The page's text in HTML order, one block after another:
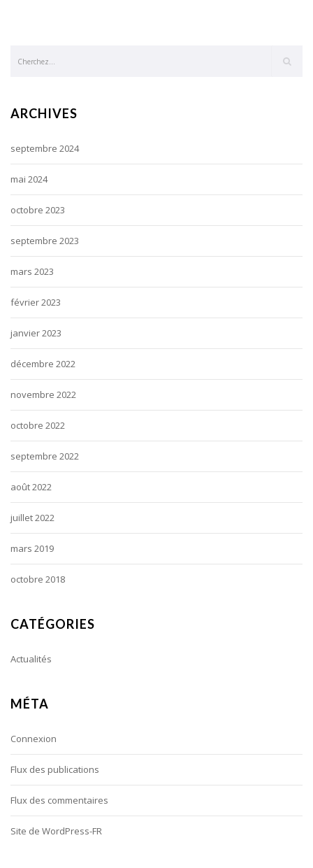
ARCHIVES
septembre 2024
mai 2024
octobre 2023
septembre 2023
mars 2023
février 2023
janvier 2023
décembre 2022
novembre 2022
octobre 2022
septembre 2022
août 2022
juillet 2022
mars 2019
octobre 2018
CATÉGORIES
Actualités
MÉTA
Connexion
Flux des publications
Flux des commentaires
Site de WordPress-FR